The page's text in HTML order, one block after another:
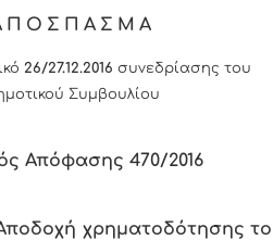
26/27.12.2016 συνεδρίασης του
Συμβουλίου
Απόφασης 470/2016
χρηματοδότησης